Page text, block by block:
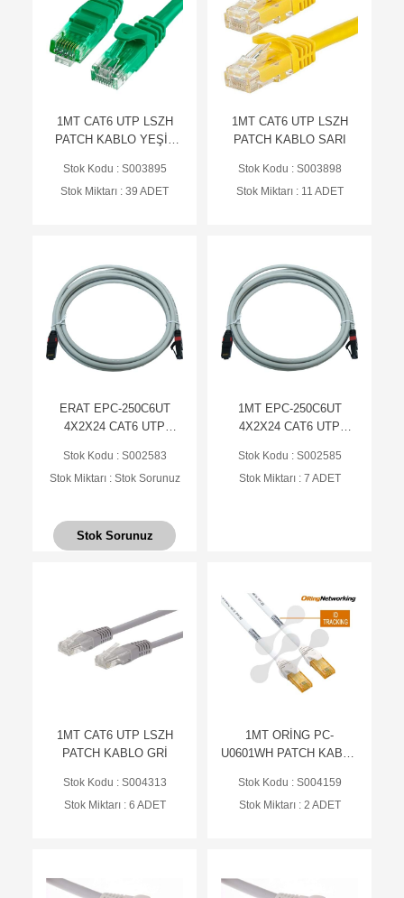
1MT CAT6 UTP LSZH
PATCH KABLO YEŞİL
Stok Kodu : S003895
Stok Miktarı : 39 ADET
1MT CAT6 UTP LSZH
PATCH KABLO SARI
Stok Kodu : S003898
Stok Miktarı : 11 ADET
ERAT EPC-250C6UT
4X2X24 CAT6 UTP
GRİ / 0.25MT
Stok Kodu : S002583
Stok Miktarı : Stok Sorunuz
Stok Sorunuz
1MT EPC-250C6UT
4X2X24 CAT6 UTP
LS0H
Stok Kodu : S002585
Stok Miktarı : 7 ADET
1MT CAT6 UTP LSZH
PATCH KABLO GRİ
Stok Kodu : S004313
Stok Miktarı : 6 ADET
1MT ORİNG PC-
U0601WH PATCH KABLO
7*0.20 LSZH BEYAZ
Stok Kodu : S004159
Stok Miktarı : 2 ADET